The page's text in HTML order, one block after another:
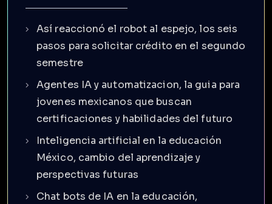
Así reaccionó el robot al espejo, los seis
pasos para solicitar crédito en el segundo
semestre
Agentes IA y automatizacion, la guia para
jovenes mexicanos que buscan
certificaciones y habilidades del futuro
Inteligencia artificial en la educación
México, cambio del aprendizaje y
perspectivas futuras
Chat bots de IA en la educación,